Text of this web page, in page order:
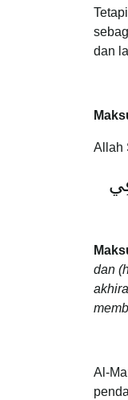
dan
Allah
dan
Al-